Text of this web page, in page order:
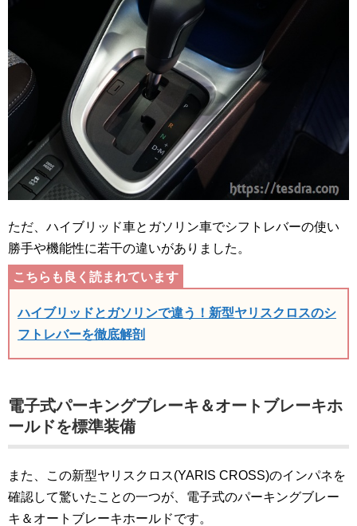
ただ、ハイブリッド車とガソリン車でシフトレバーの使い
勝手や機能性に若干の違いがありました。
ハイブリッドとガソリンで違う！新型ヤリスクロスのシ
フトレバーを徹底解剖
電子式パーキングブレーキ＆オートブレーキホ
ールドを標準装備
また、この新型ヤリスクロス(YARIS CROSS)のインパネを
確認して驚いたことの一つが、電子式のパーキングブレー
キ＆オートブレーキホールドです。